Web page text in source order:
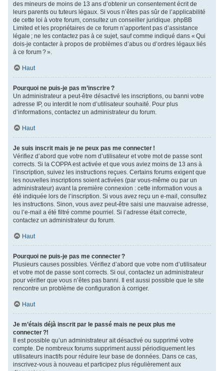
des mineurs de moins de 13 ans d’obtenir un consentement écrit de
leurs parents ou tuteurs légaux. Si vous n’êtes pas sûr de l’applicabilité
de cette loi à votre forum, consultez un conseiller juridique. phpBB
Limited et les propriétaires de ce forum n’apportent pas d’assistance
légale ; ne les contactez pas à ce sujet, sauf comme indiqué dans « Qui
dois-je contacter à propos de problèmes d’abus ou d’ordres légaux liés
à ce forum ? ».
Haut
Pourquoi ne puis-je pas m’inscrire ?
Un administrateur a peut-être désactivé les inscriptions, ou banni votre
adresse IP, ou interdit le nom d’utilisateur souhaité. Pour plus
d’informations, contactez un administrateur du forum.
Haut
Je suis inscrit mais je ne peux pas me connecter !
Vérifiez d’abord que votre nom d’utilisateur et votre mot de passe sont
corrects. Si la COPPA est activée et que vous aviez moins de 13 ans à
l’inscription, suivez les instructions reçues. Certains forums exigent que
les nouvelles inscriptions soient activées (par vous-même ou par un
administrateur) avant la première connexion : cette information vous a
été indiquée lors de l’inscription. Si vous avez reçu un e-mail, consultez
les instructions. Sinon, vous avez peut-être saisi une mauvaise adresse,
ou l’e-mail a été filtré comme pourriel. Si l’adresse était correcte,
contactez un administrateur du forum.
Haut
Pourquoi ne puis-je pas me connecter ?
Plusieurs causes possibles. Vérifiez d’abord que votre nom d’utilisateur
et votre mot de passe sont corrects. Si oui, contactez un administrateur
pour vérifier que vous n’êtes pas banni. Il est aussi possible que le site
rencontre un problème de configuration à corriger.
Haut
Je m’étais déjà inscrit par le passé mais ne peux plus me
connecter ?!
Il est possible qu’un administrateur ait désactivé ou supprimé votre
compte. De nombreux forums suppriment aussi périodiquement les
utilisateurs inactifs pour réduire leur base de données. Dans ce cas,
inscrivez-vous à nouveau et participez plus régulièrement aux